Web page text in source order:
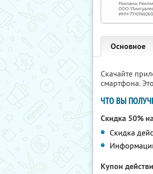
Основное
Скачайте
смартфона.
ЧТО ВЫ
Скидка 50%
Скидка
Купон